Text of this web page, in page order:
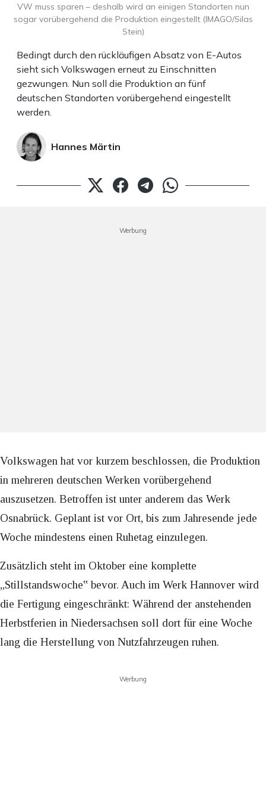
Bedingt durch den rückläufigen Absatz von E-Autos
sieht sich Volkswagen erneut zu Einschnitten
gezwungen. Nun soll die Produktion an fünf
deutschen Standorten vorübergehend eingestellt
werden.
Hannes Märtin
VW muss sparen – deshalb wird an einigen Standorten nun
sogar vorübergehend die Produktion eingestellt (IMAGO/Silas
Stein)
Werbung
Volkswagen hat vor kurzem beschlossen, die Produktion
in mehreren deutschen Werken vorübergehend
auszusetzen. Betroffen ist unter anderem das Werk
Osnabrück. Geplant ist vor Ort, bis zum Jahresende jede
Woche mindestens einen Ruhetag einzulegen.
Zusätzlich steht im Oktober eine komplette
„Stillstandswoche‟ bevor. Auch im Werk Hannover wird
die Fertigung eingeschränkt: Während der anstehenden
Herbstferien in Niedersachsen soll dort für eine Woche
lang die Herstellung von Nutzfahrzeugen ruhen.
Werbung